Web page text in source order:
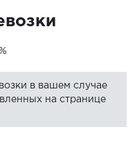
в вашем случае
на странице